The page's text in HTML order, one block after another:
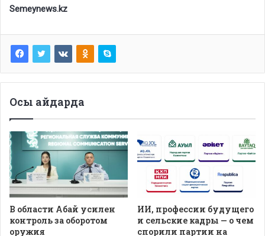
Semeynews.kz
Осы айдарда
В области Абай усилен
контроль за оборотом
оружия
ИИ, профессии будущего
и сельские кадры — о чем
спорили партии на